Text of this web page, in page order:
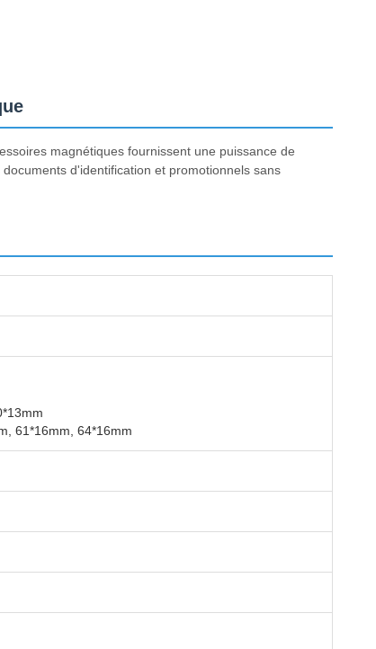
magnétiques fournissent une puissance de
d'identification et promotionnels sans
61*16mm, 64*16mm